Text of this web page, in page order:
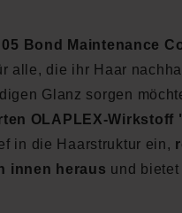
05 Bond Maintenance
alle, die ihr Haar
Glanz sorgen
OLAPLEX-
in die Haarstruktur ein,
innen heraus und